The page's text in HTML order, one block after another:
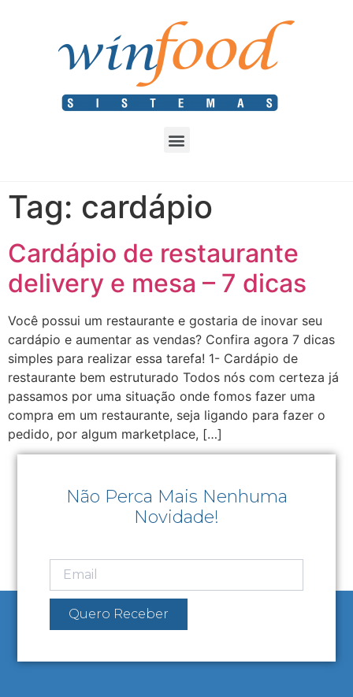
Tag: cardápio
Cardápio de restaurante
delivery e mesa – 7 dicas
Você possui um restaurante e gostaria de inovar seu
cardápio e aumentar as vendas? Confira agora 7 dicas
simples para realizar essa tarefa! 1- Cardápio de
restaurante bem estruturado Todos nós com certeza já
passamos por uma situação onde fomos fazer uma
compra em um restaurante, seja ligando para fazer o
pedido, por algum marketplace, […]
Não Perca Mais Nenhuma
Novidade!
Quero Receber